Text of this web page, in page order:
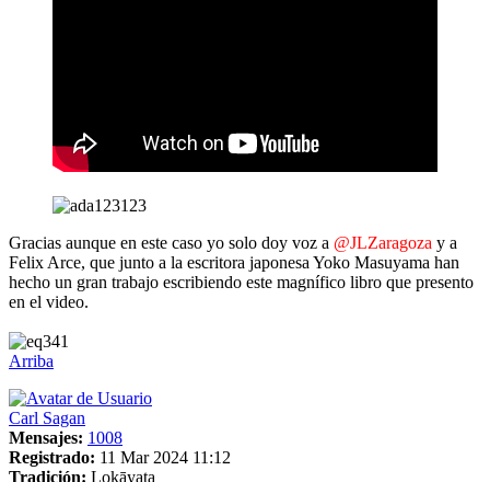
Gracias aunque en este caso yo solo doy voz a @JLZaragoza y a
Felix Arce, que junto a la escritora japonesa Yoko Masuyama han
hecho un gran trabajo escribiendo este magnífico libro que presento
en el video.
Arriba
Carl Sagan
Mensajes: 1008
Registrado: 11 Mar 2024 11:12
Tradición: Lokāyata